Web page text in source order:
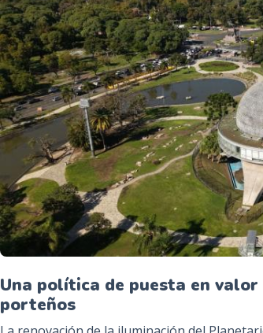
Una política de puesta en valor
porteños